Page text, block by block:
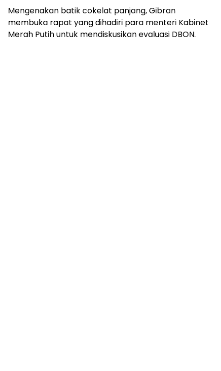
Mengenakan batik cokelat panjang, Gibran
membuka rapat yang dihadiri para menteri Kabinet
Merah Putih untuk mendiskusikan evaluasi DBON.